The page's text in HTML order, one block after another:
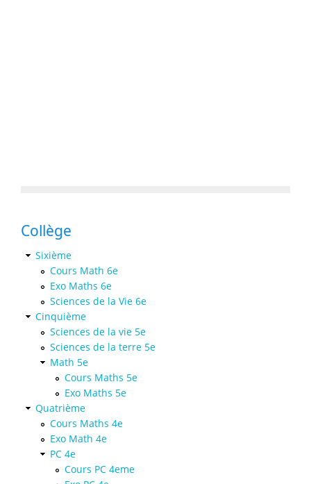
Collège
Sixième
Cours Math 6e
Exo Maths 6e
Sciences de la Vie 6e
Cinquième
Sciences de la vie 5e
Sciences de la terre 5e
Math 5e
Cours Maths 5e
Exo Maths 5e
Quatrième
Cours Maths 4e
Exo Math 4e
PC 4e
Cours PC 4eme